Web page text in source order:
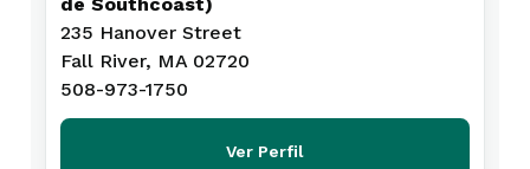
235 Hanover Street
Fall River, MA 02720
508-973-1750
Ver Perfil